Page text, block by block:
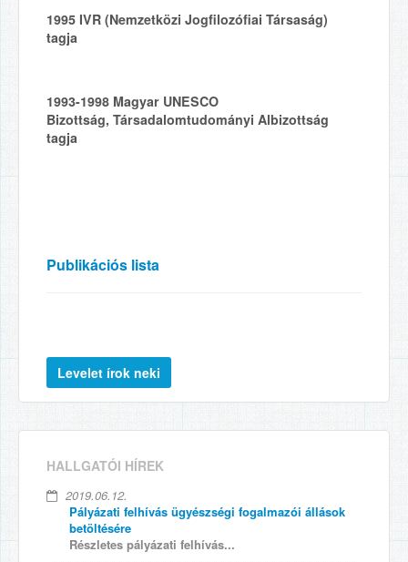
1995 IVR (Nemzetközi Jogfilozófiai Társaság)
tagja
1993-1998 Magyar UNESCO
Bizottság, Társadalomtudományi Albizottság
tagja
Publikációs lista
HALLGATÓI HÍREK
2019.06.12.
Pályázati felhívás ügyészségi fogalmazói állások
betöltésére
Részletes pályázati felhívás...